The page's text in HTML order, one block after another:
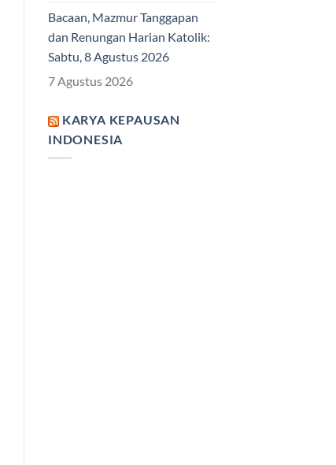
Bacaan, Mazmur Tanggapan
dan Renungan Harian Katolik:
Sabtu, 8 Agustus 2026
7 Agustus 2026
KARYA KEPAUSAN
INDONESIA